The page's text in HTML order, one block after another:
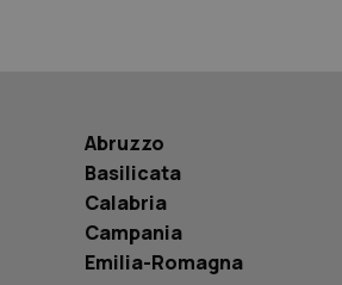
Abruzzo
Basilicata
Calabria
Campania
Emilia-Romagna